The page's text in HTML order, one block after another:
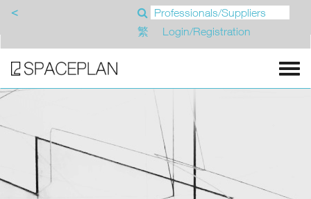
<
繁
Login/Registration